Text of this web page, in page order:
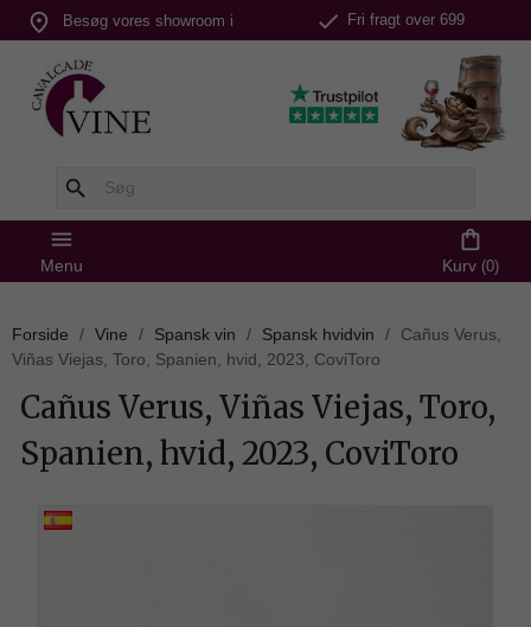
place Besøg vores showroom i
Silkeborg
check Fri fragt over 699
search
menu
Menu
shopping_bag
Kurv (0)
Forside Vine Spansk vin Spansk hvidvin
Cañus Verus,
Viñas Viejas, Toro, Spanien, hvid, 2023, CoviToro
Cañus Verus, Viñas Viejas, Toro,
Spanien, hvid, 2023, CoviToro